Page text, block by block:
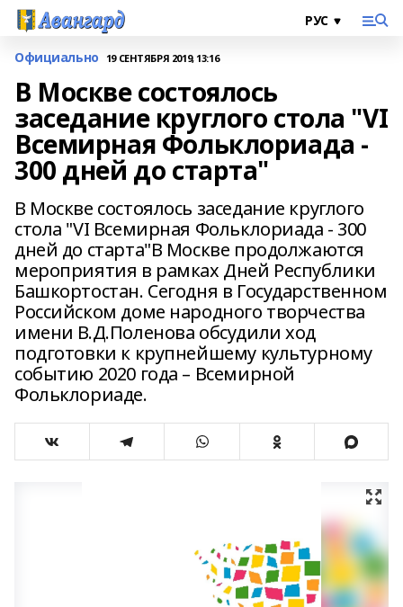
Официально 19 СЕНТЯБРЯ 2019, 13:16
В Москве состоялось
заседание круглого стола "VI
Всемирная Фольклориада -
300 дней до старта"
В Москве состоялось заседание круглого
стола "VI Всемирная Фольклориада - 300
дней до старта" В Москве продолжаются
мероприятия в рамках Дней Республики
Башкортостан. Сегодня в Государственном
Российском доме народного творчества
имени В.Д.Поленова обсудили ход
подготовки к крупнейшему культурному
событию 2020 года – Всемирной
Фольклориаде.